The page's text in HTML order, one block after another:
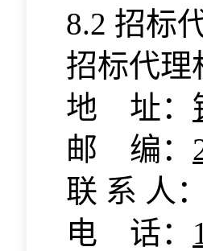
8.2 招标
招标代理
地 址：
邮 编：
联 系 人：
电 话：